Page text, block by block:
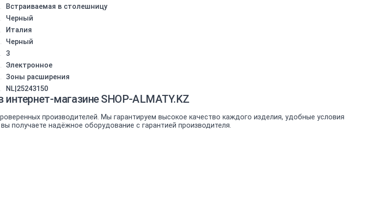
Встраиваемая в столешницу
Черный
Италия
Черный
3
Электронное
Зоны расширения
NL|25243150
магазине SHOP-ALMATY.KZ
производителей. Мы гарантируем высокое качество каждого изделия, удобные условия
получаете надёжное оборудование с гарантией производителя.